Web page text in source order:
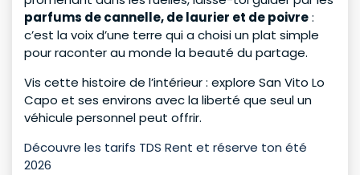
parfums de cannelle, de laurier et de poivre:
c’est la voix d’une terre qui a choisi un plat simple
pour raconter au monde la beauté du partage.
Vis cette histoire de l’intérieur : explore San Vito Lo
Capo et ses environs avec la liberté que seul un
véhicule personnel peut offrir.
Découvre les tarifs TDS Rent et réserve ton été
2026